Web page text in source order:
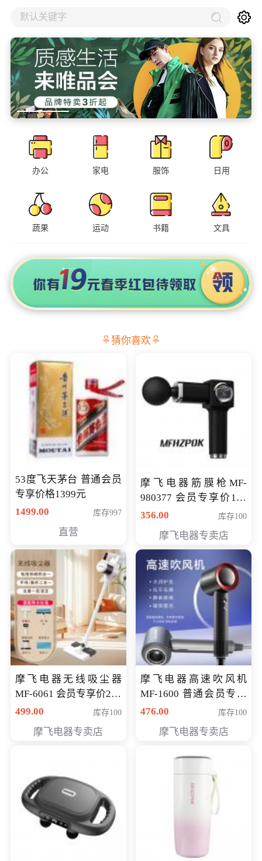
默认关键字
办公 家电 服饰 日用
蔬果 运动 书籍 文具
猜你喜欢
53度飞天茅台 普通会员
专享价格1399元
1499.00
库存997
直营
摩飞电器筋膜枪MF-
980377 会员专享价199
元
356.00 库存100
摩飞电器专卖店
摩飞电器无线吸尘器
MF-6061 会员专享价299
元
499.00 库存100
摩飞电器专卖店
摩飞电器高速吹风机
MF-1600 普通会员专享
价298元
476.00 库存100
摩飞电器专卖店